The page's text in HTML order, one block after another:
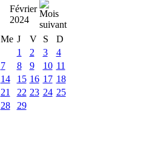
Février
2024
Me J V S
D
1
2 3
4
7 8 9 10 11
14 15 16 17 18
21 22 23 24 25
28 29